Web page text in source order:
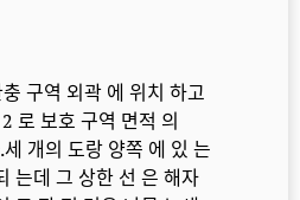
구역 외곽 에 위치 하고
로 보호 구역 면적 의
개의 도랑 양쪽 에 있 는
는데 그 상한 선 은 해자